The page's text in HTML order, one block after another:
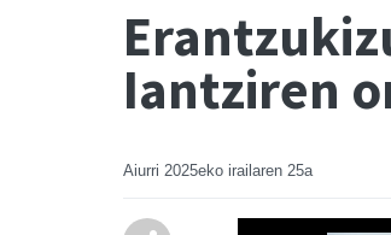
Iantziren
Aiurri 2025eko irailaren 25a